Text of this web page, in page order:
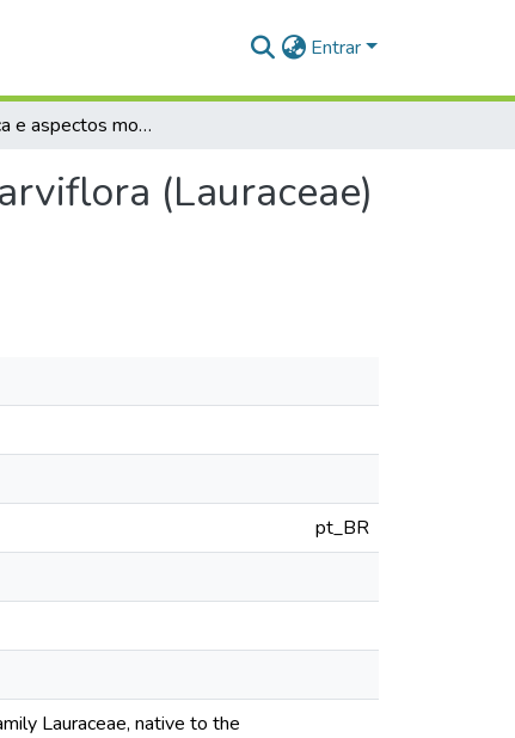
Entrar
Fitoquímica e aspectos morfofisiológicos de Aniba parviflora (Lauraceae) cultivada no município de Santarém - Pa
(Lauraceae)
pt_BR
Lauraceae, native to the